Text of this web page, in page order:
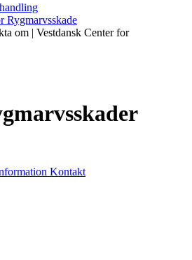
Rygmarvsskade
om | Vestdansk Center for
Kontakt